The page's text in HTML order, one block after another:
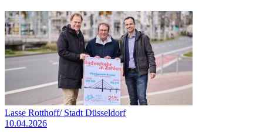
Lasse Rotthoff/ Stadt Düsseldorf
10.04.2026